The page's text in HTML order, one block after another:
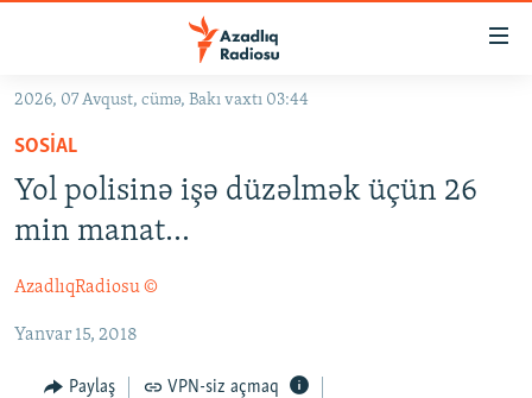
Əsas
qayıt
Əsas
naviqasiyaya
qayıt
Axtarışa
GÜNDƏM
#İZAHLA
KORRUPSIOMETR
FƏRQƏ BAX
QANUNI DOĞRU
ARAŞDIRMA
2026, 07 Avqust, cümə, Bakı vaxtı 03:44
SOSIAL
Yol polisinə işə düzəlmək üçün 26
min manat...
AzadlıqRadiosu ©
Yanvar 15, 2018
Paylaş VPN-siz açmaq